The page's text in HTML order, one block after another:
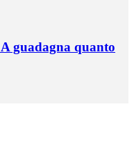
guadagna quanto